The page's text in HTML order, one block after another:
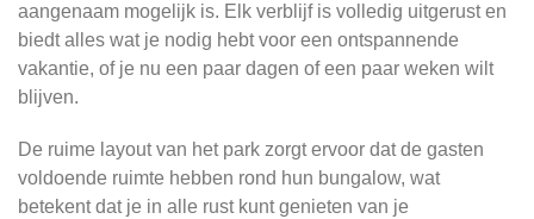
aangenaam mogelijk is. Elk verblijf is volledig uitgerust en
biedt alles wat je nodig hebt voor een ontspannende
vakantie, of je nu een paar dagen of een paar weken wilt
blijven.
De ruime layout van het park zorgt ervoor dat de gasten
voldoende ruimte hebben rond hun bungalow, wat
betekent dat je in alle rust kunt genieten van je